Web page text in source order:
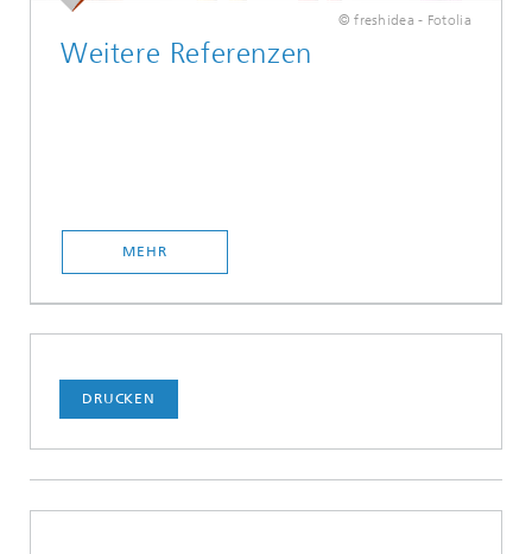
© freshidea - Fotolia
Weitere Referenzen
MEHR
DRUCKEN